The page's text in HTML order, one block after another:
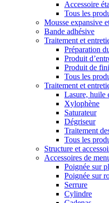
Accessoire
Tous les
Mousse expansive
Bande adhésive
Traitement et
Préparation
Produit
Produit de
Tous les
Traitement et
Lasure, huile
Xylophène
Saturateur
Dégriseur
Traitement
Tous les
Structure et
Accessoires de
Poignée sur
Poignée sur
Serrure
Cylindre